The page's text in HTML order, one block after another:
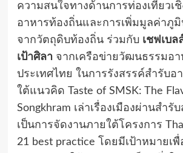
ความสนใจทางด้านการท่องเที่ยวเ
อาหารท้องถิ่นและการเพิ่มมูลค่าภู
จากวัตถุดิบท้องถิ่น ร่วมกับ เชฟเบ
เป้าศิลาจากเครือข่ายวัฒนธรรมอา
ประเทศไทย ในการรังสรรค์สำรับ
ใต้แนวคิด Taste of SMSK: The
Songkhram เล่าเรื่องเมืองผ่านสำรั
เป็นการจัดงานภายใต้โครงการ
21 best practice โดยมีเป้าหมายเ